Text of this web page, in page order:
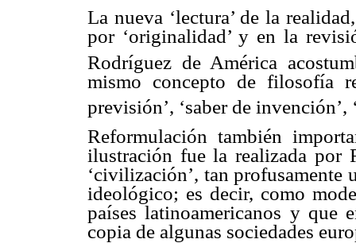
La nueva ‘lectura’ de la
por ‘originalidad’ y en la
Rodríguez de América
mismo concepto de filosofía
previsión’, ‘saber de invención’,
Reformulación también
ilustración fue la realizada por
‘civilización’, tan
ideológico; es decir, como
países latinoamericanos y que
copia de algunas sociedades